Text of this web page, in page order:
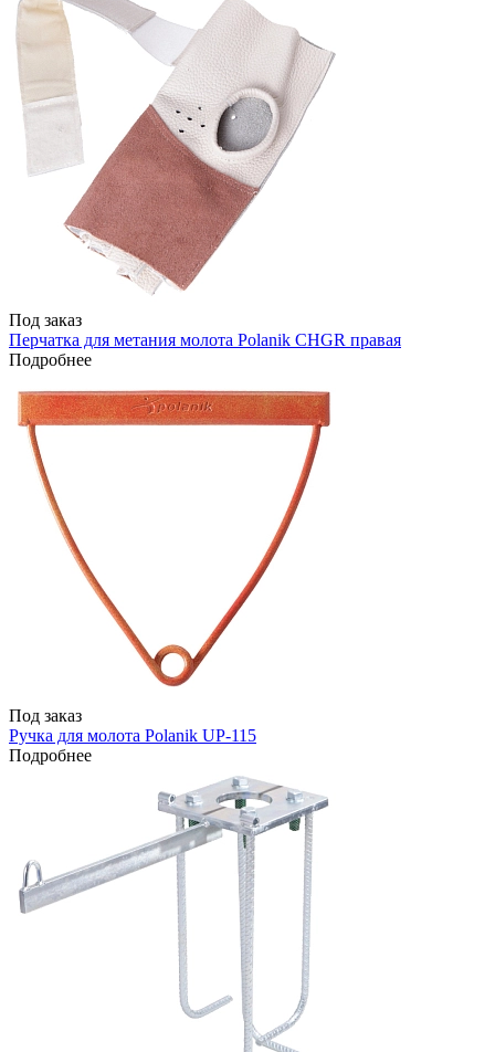
Под заказ
Перчатка для метания молота Polanik CHGR правая
Подробнее
Под заказ
Ручка для молота Polanik UP-115
Подробнее